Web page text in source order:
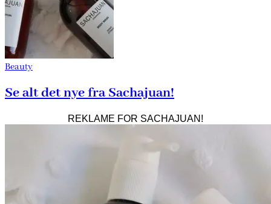
Beauty
Se alt det nye fra Sachajuan!
REKLAME FOR SACHAJUAN!